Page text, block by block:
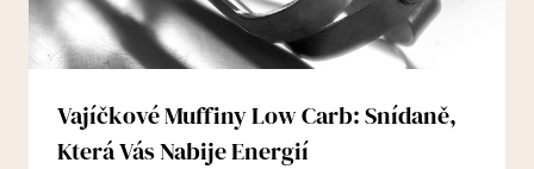
Vajíčkové Muffiny Low Carb: Snídaně,
Která Vás Nabije Energií